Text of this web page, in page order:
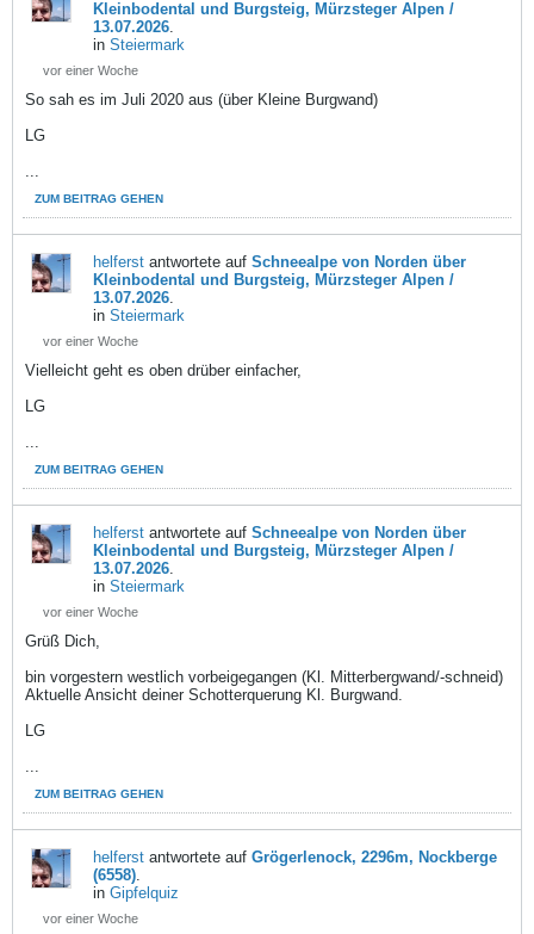
Kleinbodental und Burgsteig, Mürzsteger Alpen /
13.07.2026.
in Steiermark
vor einer Woche
So sah es im Juli 2020 aus (über Kleine Burgwand)
LG
...
ZUM BEITRAG GEHEN
helferst antwortete auf Schneealpe von Norden über
Kleinbodental und Burgsteig, Mürzsteger Alpen /
13.07.2026.
in Steiermark
vor einer Woche
Vielleicht geht es oben drüber einfacher,
LG
...
ZUM BEITRAG GEHEN
helferst antwortete auf Schneealpe von Norden über
Kleinbodental und Burgsteig, Mürzsteger Alpen /
13.07.2026.
in Steiermark
vor einer Woche
Grüß Dich,
bin vorgestern westlich vorbeigegangen (Kl. Mitterbergwand/-schneid)
Aktuelle Ansicht deiner Schotterquerung Kl. Burgwand.
LG
...
ZUM BEITRAG GEHEN
helferst antwortete auf Grögerlenock, 2296m, Nockberge
(6558).
in Gipfelquiz
vor einer Woche